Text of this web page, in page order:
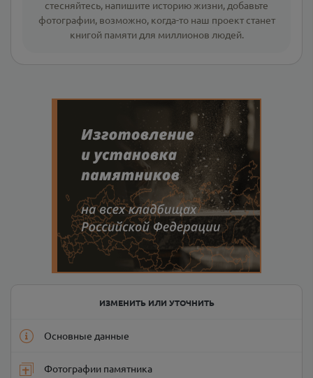
стесняйтесь, напишите историю жизни, добавьте
фотографии, возможно, когда-то наш проект станет
книгой памяти для миллионов людей.
ИЗМЕНИТЬ ИЛИ УТОЧНИТЬ
Основные данные
Фотографии памятника